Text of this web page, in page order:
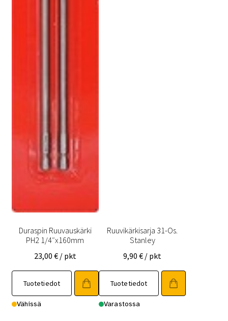
Duraspin Ruuvauskärki
PH2 1/4″x160mm
23,00 € / pkt
Tuotetiedot
Vähissä
Ruuvikärkisarja 31-Os.
Stanley
9,90€ / pkt
Tuotetiedot
Varastossa